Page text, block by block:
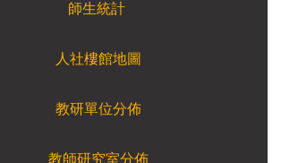
師生統計
人社樓館地圖
教研單位分佈
教師研究室分佈